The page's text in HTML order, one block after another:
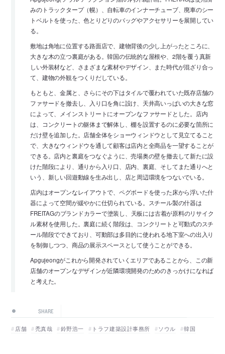
みのトラックタープ（幌）、自転車のインナーチューブ、廃車のシー
トベルトを使った、色とりどりのバッグやアクセサリーを展開してい
る。
敷地は角地に位置する路面店で、建物背後の少し上がったところに、
大きな木の立つ裏庭がある。韓国の伝統的な屋根や、2階を覆う真新
しい外装材など、さまざまな素材やデザイン、また時代が混ざり合っ
て、建物の外観をつくりだしている。
もともと、金属と、さらにその下はタイルで覆われていた既存店舗の
ファサードを撤去し、入り口を角に設け、天井高いっぱいの大きな窓
によって、メインストリートにオープンなファサードとした。店内
は、コンクリートの躯体まで解体し、棚を設置するのに必要な箇所に
だけ壁を追加した。店舗全体をショーウィンドウとして見立てること
で、大きなウィンドウを通して顧客は店内と全商品を一望することが
できる。店内と裏庭をつなぐように、売場奥の壁を撤去して新たに設
けた階段により、通りから入り口、店内、裏庭、そしてまた通りへと
いう、新しい回遊動線を生み出し、店と周辺環境をつないでいる。
店内はオープンなレイアウトで、ペグボードを使った床から浮いた什
器によって空間が緩やかに仕切られている。スチール製の什器は
FREITAGのブランドカラーで塗装し、天板には古着が原料のリサイク
ル素材を使用した。裏庭に続く階段は、コンクリートと可動式のスチ
ール階段でできており、可動部は多目的に使われる地下室への出入り
を制御しつつ、商品の展示スペースとして使うことができる。
Apgujeongがこれから開発されていくエリアであることから、この新
店舗のオープンなデザインが近隣環境開発のためのきっかけになれば
と考えた。
SHARE
店舗 禿真哉 鈴野浩一 トラフ建築設計事務所 ソウル 韓国